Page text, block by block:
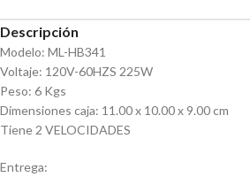
Descripción
Modelo: ML-HB341
Voltaje: 120V-60HZS 225W
Peso: 6 Kgs
Dimensiones caja: 11.00 x 10.00 x 9.00 cm
Tiene 2 VELOCIDADES
Entrega: